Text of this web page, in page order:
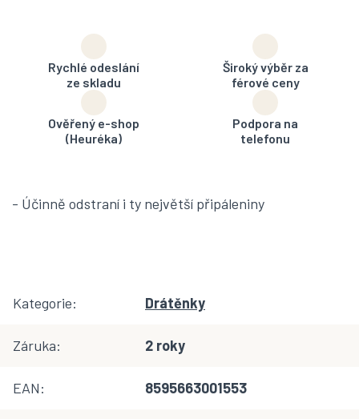
Rychlé odeslání
ze skladu
Široký výběr za
férové ceny
Ověřený e-shop
(Heuréka)
Podpora na
telefonu
- Účinně odstraní i ty největší připáleniny
Kategorie: Drátěnky
Záruka: 2 roky
EAN: 8595663001553